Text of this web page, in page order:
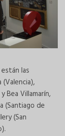
las
(Valencia),
Bea Villamarín,
(Santiago de
(San